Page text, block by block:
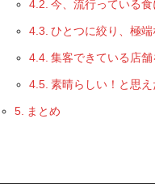
今、流行っている食
ひとつに絞り、極
集客できている店
素晴らしい！と思
まとめ